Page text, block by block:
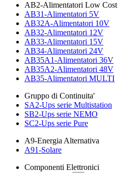
AB2-Alimentatori Low Cost
AB31-Alimentatori 5V
AB32A-Alimentatori 10V
AB32-Alimentatori 12V
AB33-Alimentatori 15V
AB34-Alimentatori 24V
AB35A1-Alimentatori 36V
AB35A2-Alimentatori 48V
AB35-Alimentatori MULTI
Gruppo di Continuita'
SA2-Ups serie Multistation
SB2-Ups serie NEMO
SC2-Ups serie Pure
A9-Energia Alternativa
A91-Solare
Componenti Elettronici